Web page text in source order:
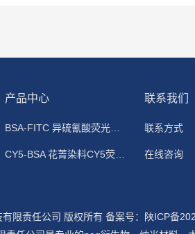
产品中心
BSA-FITC 异硫氰酸荧光素标记牛血清白蛋白
CY5-BSA 花菁染料CY5荧光标记牛血清白蛋白
联系我们
联系方式
在线咨询
限责任公司 版权所有 备案号：陕ICP备